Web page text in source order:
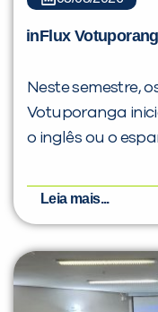
inFlux
Neste semestre,
Votuporanga
o inglês ou o
Leia mais...